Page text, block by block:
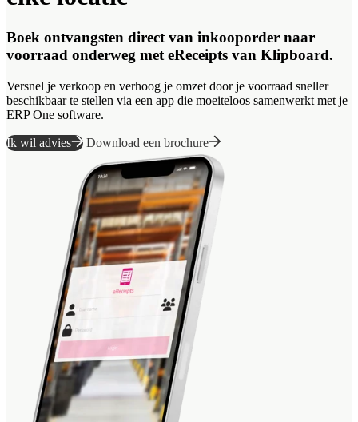
Boek ontvangsten direct van inkooporder naar
voorraad onderweg met eReceipts van Klipboard.
Versnel je verkoop en verhoog je omzet door je voorraad sneller
beschikbaar te stellen via een app die moeiteloos samenwerkt met je
ERP One software.
Ik wil advies Download een brochure